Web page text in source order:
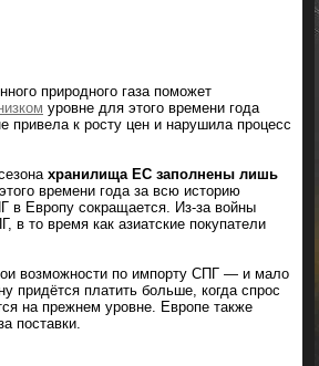
природного газа поможет
уровне для этого времени года
привела к росту цен и нарушила процесс
хранилища ЕС заполнены лишь
времени года за всю историю
в Европу сокращается. Из-за войны
в то время как азиатские покупатели
возможности по импорту СПГ — и мало
придётся платить больше, когда спрос
на прежнем уровне. Европе также
поставки.